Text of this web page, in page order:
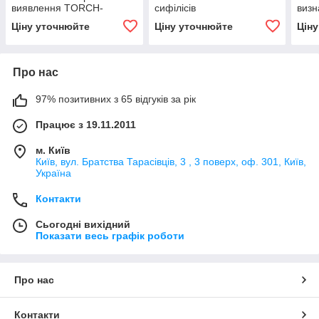
виявлення TORCH-
Ціну уточнюйте
сифілісів
Ціну уточнюйте
Про нас
97% позитивних з 65 відгуків за рік
Працює з 19.11.2011
м. Київ
Київ, вул. Братства Тарасівців, 3 , 3 поверх, оф. 301, Київ,
Україна
Контакти
Сьогодні вихідний
Показати весь графік роботи
Про нас
Контакти